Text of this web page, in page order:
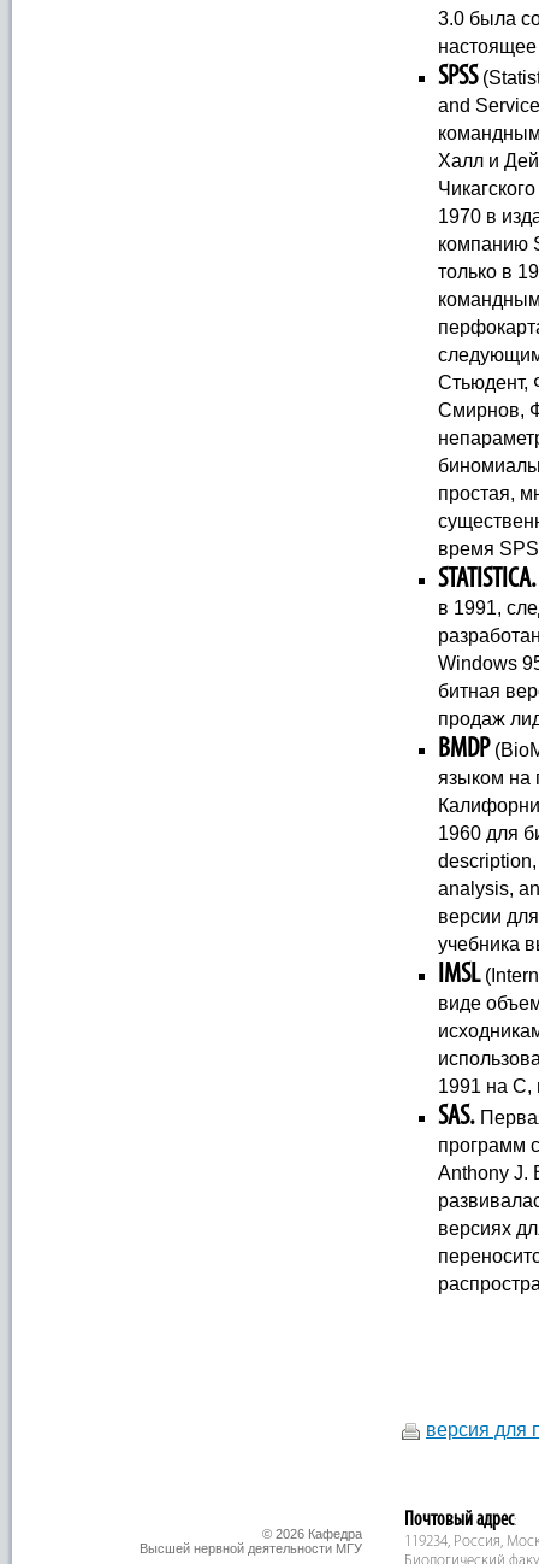
3.0 была
настоящее
SPSS
and
Халл и
1970 в
компанию
только в
Стьюдент,
Смирнов,
простая,
время
STATISTICA.
в 1991,
Windows
битная
продаж
BMDP
языком на
1960 для
analysis,
версии
учебника
IMSL
виде
1991 на С,
SAS.
программ
Anthony J.
версиях
версия для
© 2026 Кафедра
Высшей нервной деятельности МГУ
Почтовый адрес:
119234, Россия,